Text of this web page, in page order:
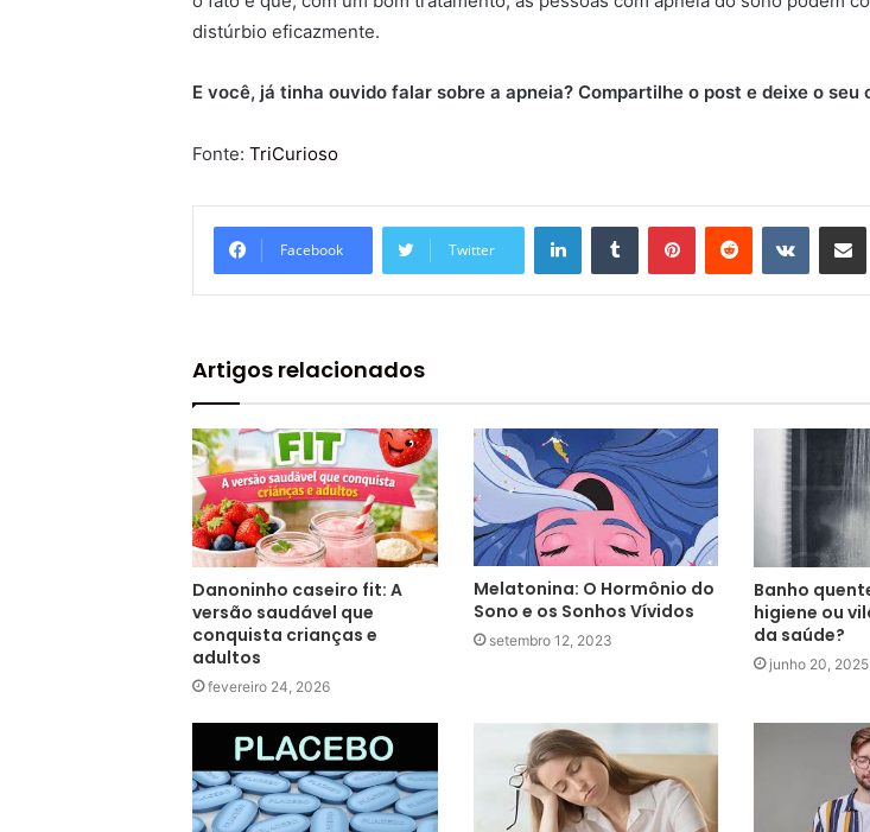
distúrbio eficazmente.
E você, já tinha ouvido falar sobre a apneia? Compartilhe o post e deixe o seu
Fonte: TriCurioso
Facebook Twitter
Artigos relacionados
Danoninho caseiro fit: A
versão saudável que
conquista crianças e
adultos
fevereiro 24, 2026
Melatonina: O Hormônio do
Sono e os Sonhos Vívidos
setembro 12, 2023
Banho
higiene ou
da saúde?
junho 20, 2025